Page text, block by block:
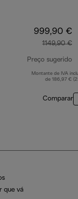
999,90 €
1149,90 €
Preço sugerido
Montante de IVA
de 186,97 €
Comparar
que vá